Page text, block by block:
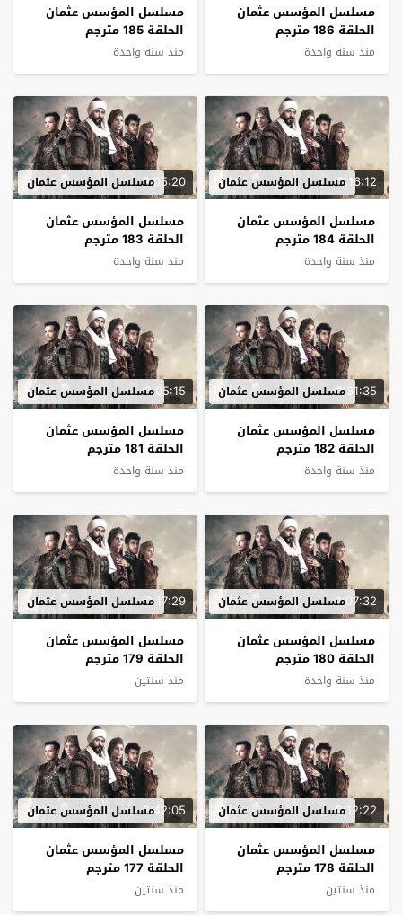
مسلسل المؤسس عثمان
الحلقة 186 مترجم
منذ سنة واحدة
مسلسل المؤسس عثمان
الحلقة 185 مترجم
منذ سنة واحدة
2:16:12مسلسل المؤسس عثمان
مسلسل المؤسس عثمان
الحلقة 184 مترجم
منذ سنة واحدة
2:05:20مسلسل المؤسس عثمان
مسلسل المؤسس عثمان
الحلقة 183 مترجم
منذ سنة واحدة
2:31:35مسلسل المؤسس عثمان
مسلسل المؤسس عثمان
الحلقة 182 مترجم
منذ سنة واحدة
2:05:15مسلسل المؤسس عثمان
مسلسل المؤسس عثمان
الحلقة 181 مترجم
منذ سنة واحدة
2:07:32مسلسل المؤسس عثمان
مسلسل المؤسس عثمان
الحلقة 180 مترجم
منذ سنة واحدة
2:17:29مسلسل المؤسس عثمان
مسلسل المؤسس عثمان
الحلقة 179 مترجم
منذ سنتين
2:12:22مسلسل المؤسس عثمان
مسلسل المؤسس عثمان
الحلقة 178 مترجم
منذ سنتين
2:42:05مسلسل المؤسس عثمان
مسلسل المؤسس عثمان
الحلقة 177 مترجم
منذ سنتين